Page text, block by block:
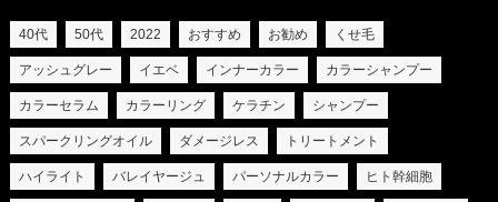
40代 50代 2022 おすすめ お勧め くせ毛
アッシュグレー イエベ インナーカラー カラーシャンプー
カラーセラム カラーリング ケラチン シャンプー
スパークリングオイル ダメージレス トリートメント
ハイライト バレイヤージュ パーソナルカラー ヒト幹細胞